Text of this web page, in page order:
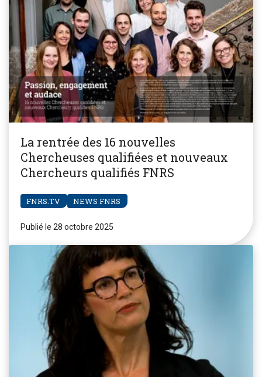
La rentrée des 16 nouvelles
Chercheuses qualifiées et nouveaux
Chercheurs qualifiés FNRS
FNRS.TV NEWS FNRS
Publié le 28 octobre 2025